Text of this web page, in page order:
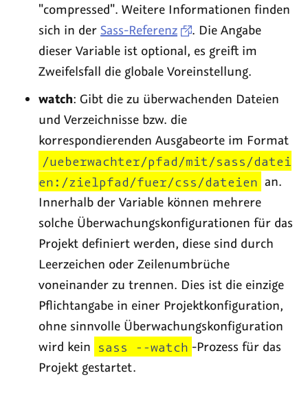
"compressed". Weitere Informationen finden
sich in der Sass-Referenz
. Die Angabe
dieser Variable ist optional, es greift im
Zweifelsfall die globale Voreinstellung.
watch: Gibt die zu überwachenden Dateien
und Verzeichnisse bzw. die
korrespondierenden Ausgabeorte im Format
/ueberwachter/pfad/mit/sass/datei
en:/zielpfad/fuer/css/dateien an.
Innerhalb der Variable können mehrere
solche Überwachungskonfigurationen für das
Projekt definiert werden, diese sind durch
Leerzeichen oder Zeilenumbrüche
voneinander zu trennen. Dies ist die einzige
Pflichtangabe in einer Projektkonfiguration,
ohne sinnvolle Überwachungskonfiguration
wird kein sass --watch -Prozess für das
Projekt gestartet.